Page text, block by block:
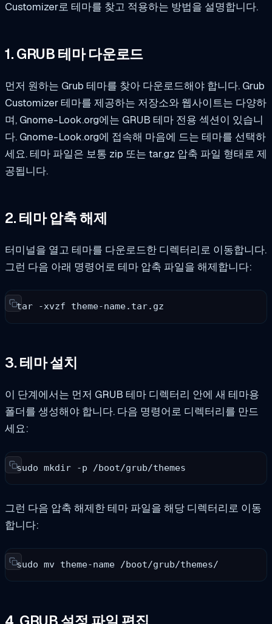
Customizer로 테마를 찾고 적용하는 방법을 설명합니다.
1. GRUB 테마 다운로드
먼저 원하는 Grub 테마를 찾아 다운로드해야 합니다. Grub
Customizer 테마를 제공하는 저장소와 웹사이트는 다양하
며, Gnome-Look.org에는 GRUB 테마 전용 섹션이 있습니
다. Gnome-Look.org에 접속해 마음에 드는 테마를 선택하
세요. 테마 파일은 보통 zip 또는 tar.gz 압축 파일 형태로 제
공됩니다.
2. 테마 압축 해제
터미널을 열고 테마를 다운로드한 디렉터리로 이동합니다.
그런 다음 아래 명령어로 테마 압축 파일을 해제합니다:
tar -xvzf theme-name.tar.gz
3. 테마 설치
이 단계에서는 먼저 GRUB 테마 디렉터리 안에 새 테마용
폴더를 생성해야 합니다. 다음 명령어로 디렉터리를 만드
세요:
sudo mkdir -p /boot/grub/themes
그런 다음 압축 해제한 테마 파일을 해당 디렉터리로 이동
합니다:
sudo mv theme-name /boot/grub/themes/